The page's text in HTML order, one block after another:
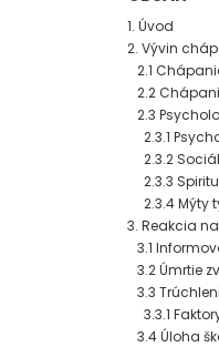
1. Úvod
2. Vývin
2.1
2.2
2.3
2.3.1
2.3.2
2.3.3
2.3.4 Mýty
3. Reakcia
3.1
3.2 Úmrtie
3.3
3.3.1
3.4 Úloha